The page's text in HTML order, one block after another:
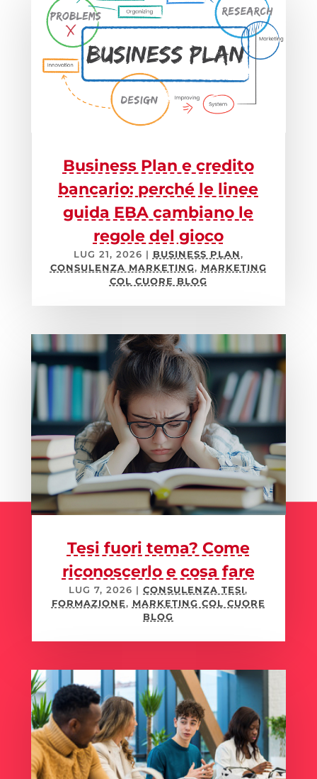
Business Plan e credito
bancario: perché le linee
guida EBA cambiano le
regole del gioco
LUG 21, 2026 | BUSINESS PLAN,
CONSULENZA MARKETING, MARKETING
COL CUORE BLOG
Tesi fuori tema? Come
riconoscerlo e cosa fare
LUG 7, 2026 |CONSULENZA TESI,
FORMAZIONE, MARKETING COL CUORE
BLOG